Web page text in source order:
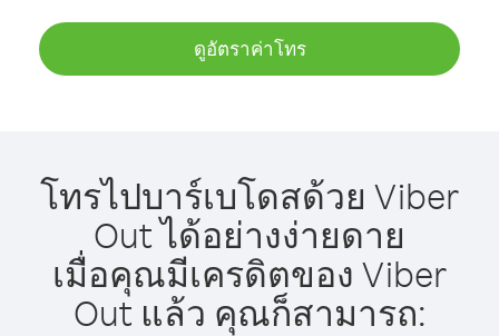
ดูอัตราค่าโทร
โทรไปบาร์เบโดสด้วย Viber
Out ได้อย่างง่ายดาย
เมื่อคุณมีเครดิตของ Viber
Out แล้ว คุณก็สามารถ: